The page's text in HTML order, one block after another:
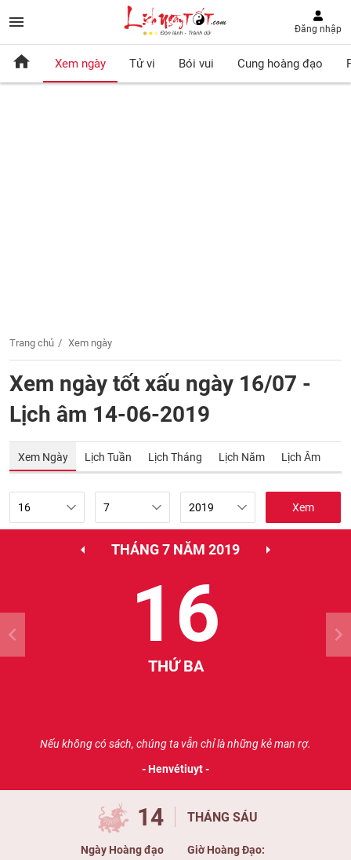
Đăng nhập
Xem ngày Tử vi Bói vui Cung hoàng đạo
Trang chủ Xem ngày
Xem ngày tốt xấu ngày 16/07 -
Lịch âm 14-06-2019
Xem Ngày Lịch Tuần Lịch Tháng Lịch Năm Lịch Âm
Xem
THÁNG 7 NĂM 2019
16
THỨ BA
Nếu không có sách, chúng ta vẫn chỉ là những kẻ man rợ.
- Henvétiuyt -
14
Ngày Hoàng đạo
THÁNG SÁU
Giờ Hoàng Đạo: